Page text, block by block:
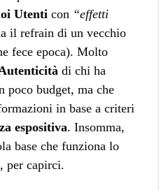
Utenti con “effetti
il refrain di un vecchio
fece epoca). Molto
di chi ha
poco budget, ma che
in base a criteri
espositiva. Insomma,
base che funziona lo
, per capirci.